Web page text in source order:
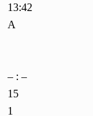
13:42
A
– : –
15
1